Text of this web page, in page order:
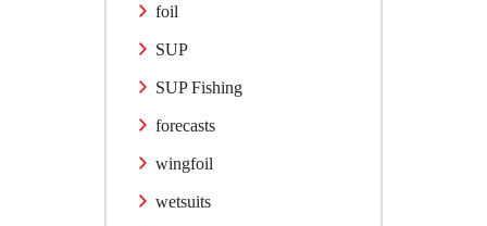
foil
SUP
SUP Fishing
forecasts
wingfoil
wetsuits